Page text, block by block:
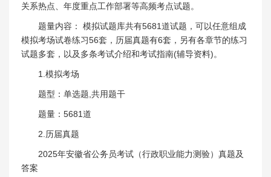
关系热点、年度重点工作部署等高频考点试题。
题量内容： 模拟试题库共有5681道试题，可以任意组成
模拟考场试卷练习56套，历届真题有6套，另有各章节的练习
试题多套，以及多条考试介绍和考试指南(辅导资料)。
1.模拟考场
题型：单选题,共用题干
题量：5681道
2.历届真题
2025年安徽省公务员考试（行政职业能力测验）真题及
答案